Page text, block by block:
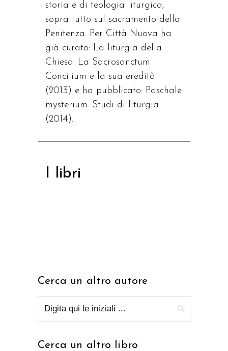
storia e di teologia liturgica,
soprattutto sul sacramento della
Penitenza. Per Città Nuova ha
già curato: La liturgia della
Chiesa. La Sacrosanctum
Concilium e la sua eredità
(2013) e ha pubblicato: Paschale
mysterium. Studi di liturgia
(2014).
I libri
Cerca un altro autore
Cerca un altro libro